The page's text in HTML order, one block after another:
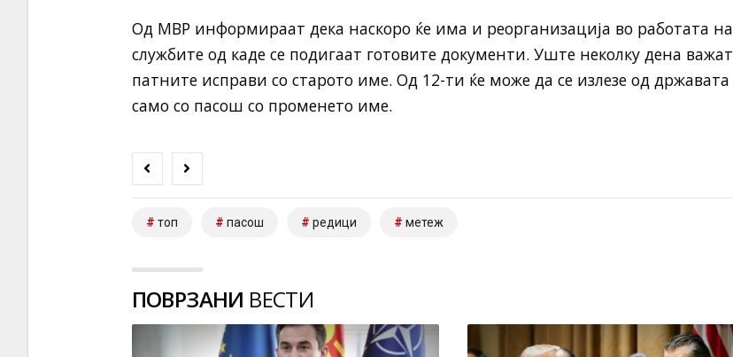
Од МВР информираат дека наскоро ќе има и реорганизација во работата на
службите од каде се подигаат готовите документи. Уште неколку дена важат
патните исправи со старото име. Од 12-ти ќе може да се излезе од државата
само со пасош со променето име.
топ пасош редици метеж
ПОВРЗАНИ ВЕСТИ